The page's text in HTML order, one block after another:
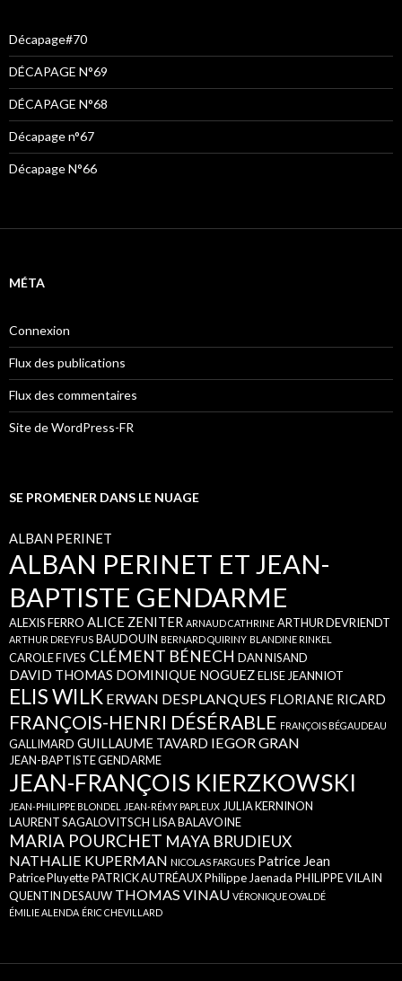
Décapage#70
DÉCAPAGE N°69
DÉCAPAGE N°68
Décapage n°67
Décapage N°66
MÉTA
Connexion
Flux des publications
Flux des commentaires
Site de WordPress-FR
SE PROMENER DANS LE NUAGE
ALBAN PERINET
ALBAN PERINET ET JEAN-
BAPTISTE GENDARME
ALEXIS FERRO ALICE ZENITER ARNAUD CATHRINE ARTHUR DEVRIENDT
ARTHUR DREYFUS BAUDOUIN BERNARD QUIRINY BLANDINE RINKEL
CAROLE FIVES CLÉMENT BÉNECH DAN NISAND
DAVID THOMAS DOMINIQUE NOGUEZELISE JEANNIOT
ELIS WILK ERWAN DESPLANQUES FLORIANE RICARD
FRANÇOIS-HENRI DÉSÉRABLE FRANÇOIS BÉGAUDEAU
GALLIMARD GUILLAUME TAVARD IEGOR GRAN
JEAN-BAPTISTE GENDARME
JEAN-FRANÇOIS KIERZKOWSKI
JEAN-PHILIPPE BLONDEL JEAN-RÉMY PAPLEUX JULIA KERNINON
LAURENT SAGALOVITSCH LISA BALAVOINE
MARIA POURCHET MAYA BRUDIEUX
NATHALIE KUPERMAN NICOLAS FARGUES Patrice Jean
Patrice PluyettePATRICK AUTRÉAUXPhilippe Jaenada PHILIPPE VILAIN
QUENTIN DESAUW THOMAS VINAU VÉRONIQUE OVALDÉ
ÉMILIE ALENDA ÉRIC CHEVILLARD